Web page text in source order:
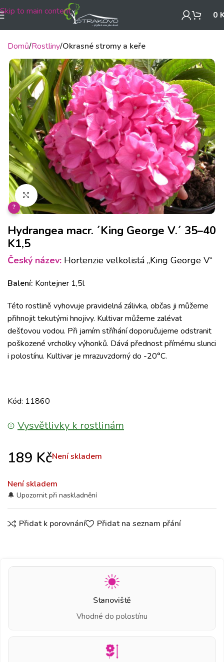
Skip to main content 0
Domů Rostliny Okrasné stromy a keře
Klikněte pro zvětšení
?
Hydrangea macr. ´King George V.´ 35–40
K1,5
Český název: Hortenzie velkolistá „King George V“
Balení: Kontejner 1,5l
Této rostlině vyhovuje pravidelná zálivka, občas ji můžeme
přihnojit tekutými hnojivy. Kultivar můžeme zalévat
dešťovou vodou. Při jarním stříhání doporučujeme odstranit
poškozené vrcholky výhonků. Dává přednost přímému slunci
i polostínu. Kultivar je mrazuvzdorný do -20°C.
Kód: 11860
Vysvětlivky k rostlinám
189 KčNení skladem
Není skladem
Přidat k porovnání Přidat na seznam přání
Stanoviště
Vhodné do polostínu